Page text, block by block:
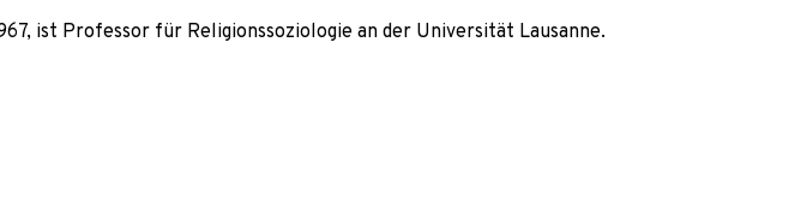
ist Professor für Religionssoziologie an der Universität Lausanne.